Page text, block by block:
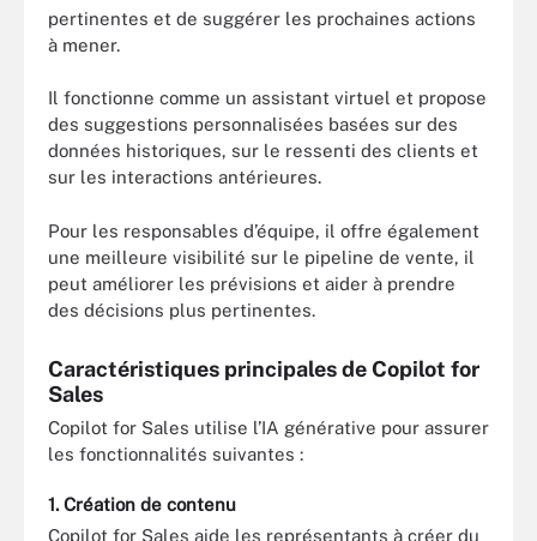
pertinentes et de suggérer les prochaines actions
à mener.
Il fonctionne comme un assistant virtuel et propose
des suggestions personnalisées basées sur des
données historiques, sur le ressenti des clients et
sur les interactions antérieures.
Pour les responsables d’équipe, il offre également
une meilleure visibilité sur le pipeline de vente, il
peut améliorer les prévisions et aider à prendre
des décisions plus pertinentes.
Caractéristiques principales de Copilot for
Sales
Copilot for Sales utilise l’IA générative pour assurer
les fonctionnalités suivantes :
1. Création de contenu
Copilot for Sales aide les représentants à créer du